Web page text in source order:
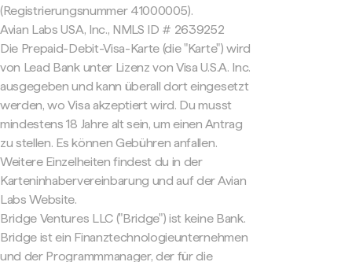
(Registrierungsnummer 41000005).
Avian Labs USA, Inc., NMLS ID # 2639252
Die Prepaid-Debit-Visa-Karte (die "Karte") wird
von Lead Bank unter Lizenz von Visa U.S.A. Inc.
ausgegeben und kann überall dort eingesetzt
werden, wo Visa akzeptiert wird. Du musst
mindestens 18 Jahre alt sein, um einen Antrag
zu stellen. Es können Gebühren anfallen.
Weitere Einzelheiten findest du in der
Karteninhabervereinbarung und auf der Avian
Labs Website.
Bridge Ventures LLC ("Bridge") ist keine Bank.
Bridge ist ein Finanztechnologieunternehmen
und der Programmmanager, der für die